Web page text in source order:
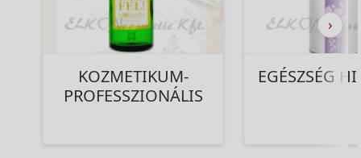
KOZMETIKUM-
PROFESSZIONÁLIS
EGÉSZSÉG
›